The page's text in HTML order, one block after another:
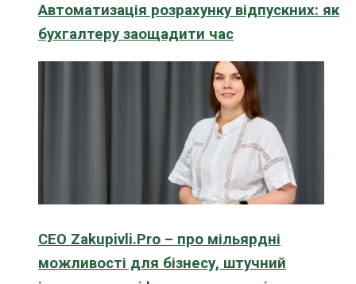
Автоматизація розрахунку відпускних: як
бухгалтеру заощадити час
CEO Zakupivli.Pro – про мільярдні
можливості для бізнесу, штучний